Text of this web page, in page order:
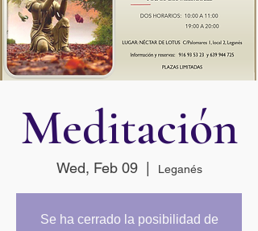
Meditación
Wed, Feb 09
  |
Leganés
Se ha cerrado la posibilidad de